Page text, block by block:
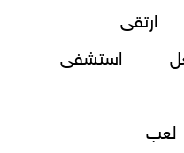
استشفى